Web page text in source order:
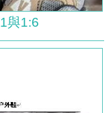
與1:6